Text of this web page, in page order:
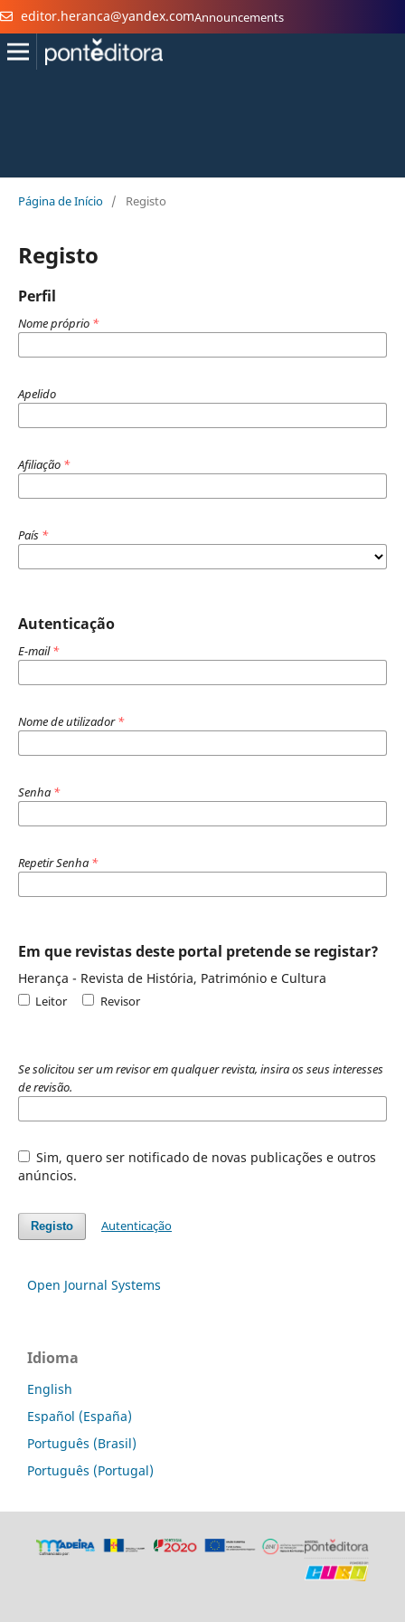
editor.heranca@yandex.comAnnouncements
Página de Início / Registo
Registo
Perfil
Nome próprio *
Apelido
Afiliação *
País *
Autenticação
E-mail*
Nome de utilizador*
Senha *
Repetir Senha *
Em que revistas deste portal pretende se registar?
Herança - Revista de História, Património e Cultura
Leitor Revisor
Se solicitou ser um revisor em qualquer revista, insira os seus interesses
de revisão.
Sim, quero ser notificado de novas publicações e outros
anúncios.
Registo Autenticação
Open Journal Systems
Idioma
English
Español (España)
Português (Brasil)
Português (Portugal)